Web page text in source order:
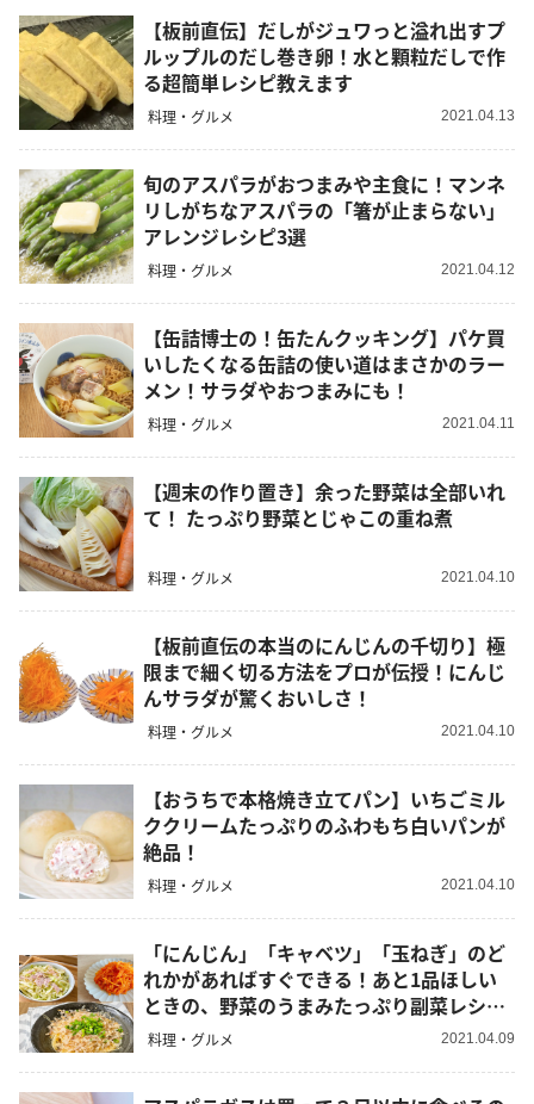
【板前直伝】だしがジュワっと溢れ出すプ
ルップルのだし巻き卵！水と顆粒だしで作
る超簡単レシピ教えます
料理・グルメ 2021.04.13
旬のアスパラがおつまみや主食に！マンネ
リしがちなアスパラの「箸が止まらない」
アレンジレシピ3選
料理・グルメ 2021.04.12
【缶詰博士の！缶たんクッキング】パケ買
いしたくなる缶詰の使い道はまさかのラー
メン！サラダやおつまみにも！
料理・グルメ 2021.04.11
【週末の作り置き】余った野菜は全部いれ
て！ たっぷり野菜とじゃこの重ね煮
料理・グルメ 2021.04.10
【板前直伝の本当のにんじんの千切り】極
限まで細く切る方法をプロが伝授！にんじ
んサラダが驚くおいしさ！
料理・グルメ 2021.04.10
【おうちで本格焼き立てパン】いちごミル
ククリームたっぷりのふわもち白いパンが
絶品！
料理・グルメ 2021.04.10
「にんじん」「キャベツ」「玉ねぎ」のど
れかがあればすぐできる！あと1品ほしい
ときの、野菜のうまみたっぷり副菜レシピ
3選
料理・グルメ 2021.04.09